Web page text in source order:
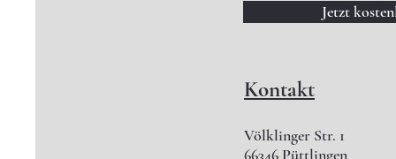
Jetzt
Kontakt
Völklinger Str. 1
66346 Püttlingen